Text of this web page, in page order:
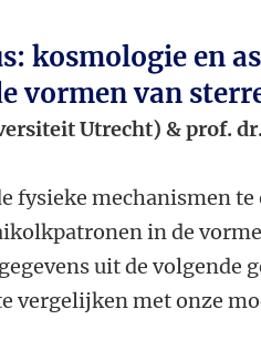
kosmologie en
vormen van
Utrecht) & prof.
fysieke mechanismen
in de
uit de volgende
vergelijken met onze